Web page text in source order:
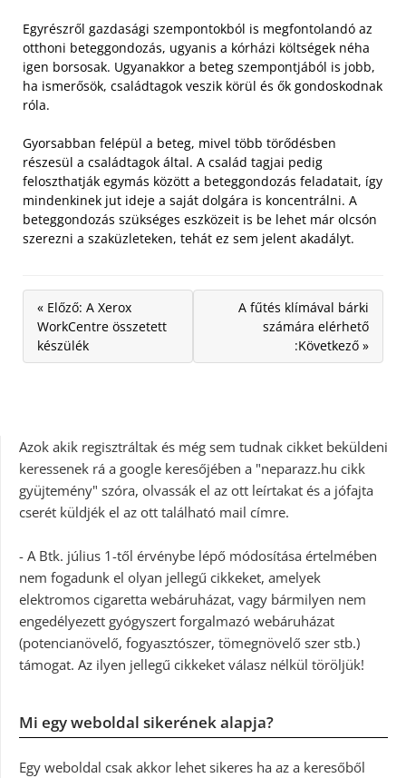
Egyrészről gazdasági szempontokból is megfontolandó az
otthoni beteggondozás, ugyanis a kórházi költségek néha
igen borsosak. Ugyanakkor a beteg szempontjából is jobb,
ha ismerősök, családtagok veszik körül és ők gondoskodnak
róla.
Gyorsabban felépül a beteg, mivel több törődésben
részesül a családtagok által. A család tagjai pedig
feloszthatják egymás között a beteggondozás feladatait, így
mindenkinek jut ideje a saját dolgára is koncentrálni. A
beteggondozás szükséges eszközeit is be lehet már olcsón
szerezni a szaküzleteken, tehát ez sem jelent akadályt.
« Előző: A Xerox
WorkCentre összetett
készülék
A fűtés klímával bárki
számára elérhető
:Következő »
Azok akik regisztráltak és még sem tudnak cikket beküldeni
keressenek rá a google keresőjében a "neparazz.hu cikk
gyüjtemény" szóra, olvassák el az ott leírtakat és a jófajta
cserét küldjék el az ott található mail címre.
- A Btk. július 1-től érvénybe lépő módosítása értelmében
nem fogadunk el olyan jellegű cikkeket, amelyek
elektromos cigaretta webáruházat, vagy bármilyen nem
engedélyezett gyógyszert forgalmazó webáruházat
(potencianövelő, fogyasztószer, tömegnövelő szer stb.)
támogat. Az ilyen jellegű cikkeket válasz nélkül töröljük!
Mi egy weboldal sikerének alapja?
Egy weboldal csak akkor lehet sikeres ha az a keresőből